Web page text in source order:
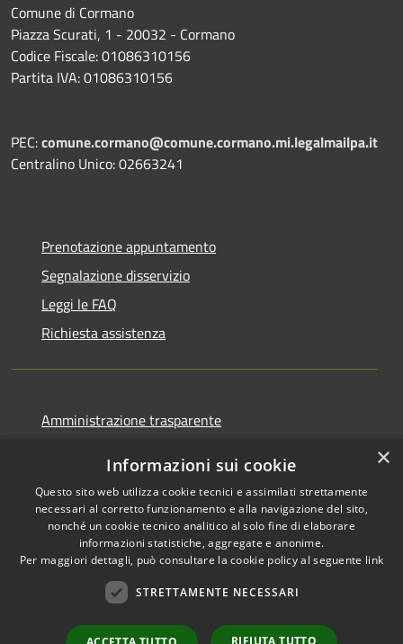
Comune di Cormano
Piazza Scurati, 1 - 20032 - Cormano
Codice Fiscale: 01086310156
Partita IVA: 01086310156
PEC:comune.cormano@comune.cormano.mi.legalmailpa.it
Centralino Unico: 02663241
Prenotazione appuntamento
Segnalazione disservizio
Leggi le FAQ
Richiesta assistenza
Amministrazione trasparente
Dichiarazione di accessibilità
Copyright © 2026 • Comune di
×
Informazioni sui cookie
Questo sito web utilizza cookie tecnici e assimilati strettamente
necessari al corretto funzionamento e alla navigazione del sito,
nonché un cookie tecnico analitico al solo fine di elaborare
informazioni statistiche, aggregate e anonime.
Per maggiori dettagli, può consultare la cookie policy al seguente link
STRETTAMENTE NECESSARI
RIFIUTA TUTTO